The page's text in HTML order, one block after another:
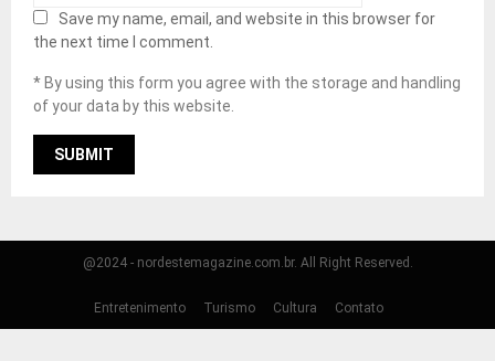
Save my name, email, and website in this browser for
the next time I comment.
* By using this form you agree with the storage and handling
of your data by this website.
@2024 - nordestemagazine.com.br. All Right Reserved.
Entretenimento Turismo Cultura Contato